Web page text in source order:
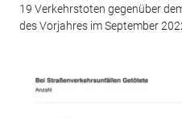
19 Verkehrstoten gegenüber
des Vorjahres im September